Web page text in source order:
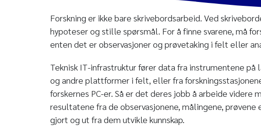
Forskning er ikke bare skrivebordsarbeid. Ved
hypoteser og stille spørsmål. For å finne svarene, må
enten det er observasjoner og prøvetaking i felt eller
Teknisk IT-infrastruktur fører data fra instrumentene på
og andre plattformer i felt, eller fra
forskernes PC-er. Så er det deres jobb å arbeide videre
resultatene fra de observasjonene, målingene, prøvene
gjort og ut fra dem utvikle kunnskap.